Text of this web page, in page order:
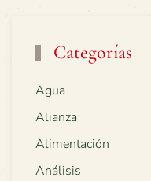
Categorías
Agua
Alianza
Alimentación
Análisis